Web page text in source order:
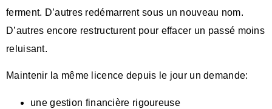
ferment. D’autres redémarrent sous un nouveau nom.
D’autres encore restructurent pour effacer un passé moins
reluisant.
Maintenir la même licence depuis le jour un demande:
une gestion financière rigoureuse